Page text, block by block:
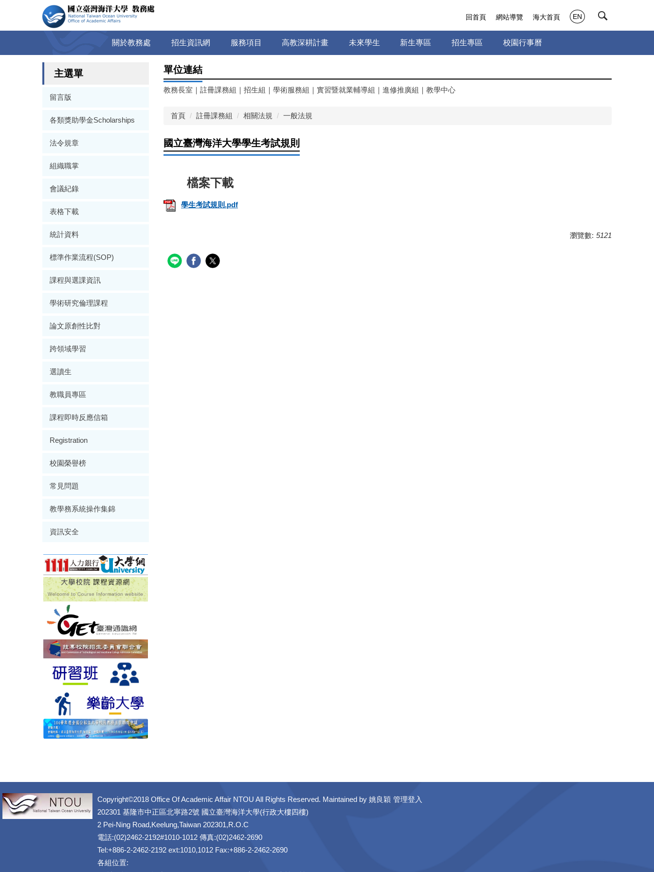
關於教務處 招生資訊網 服務項目 高教深耕計畫 未來學生 新生專區 招生專區 校園行事曆
回首頁 網站導覽 海大首頁 EN
主選單
留言版
各類獎助學金Scholarships
法令規章
組織職掌
會議紀錄
表格下載
統計資料
標準作業流程(SOP)
課程與選課資訊
學術研究倫理課程
論文原創性比對
跨領域學習
選讀生
教職員專區
課程即時反應信箱
Registration
校園榮譽榜
常見問題
教學務系統操作集錦
資訊安全
單位連結
教務長室 ｜ 註冊課務組 ｜ 招生組 ｜ 學術服務組 ｜ 實習暨就業輔導組 ｜ 進修推廣組 ｜ 教學中心
首頁 註冊課務組 相關法規 一般法規
國立臺灣海洋大學學生考試規則
學生考試規則.pdf
瀏覽數: 5121
Copyright©2018 Office Of Academic Affair NTOU All Rights Reserved. Maintained by 姚良穎 管理登入
202301 基隆市中正區北寧路2號 國立臺灣海洋大學(行政大樓四樓)
2 Pei-Ning Road,Keelung,Taiwan 202301,R.O.C
電話:(02)2462-2192#1010-1012 傳真:(02)2462-2690
Tel:+886-2-2462-2192 ext:1010,1012 Fax:+886-2-2462-2690
各組位置: